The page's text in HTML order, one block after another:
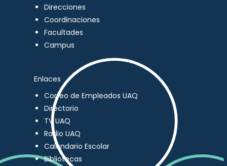
Direcciones
Coordinaciones
Facultades
Campus
Enlaces
Correo de Empleados UAQ
Directorio
TV UAQ
Radio UAQ
Calendario Escolar
Bibliotecas